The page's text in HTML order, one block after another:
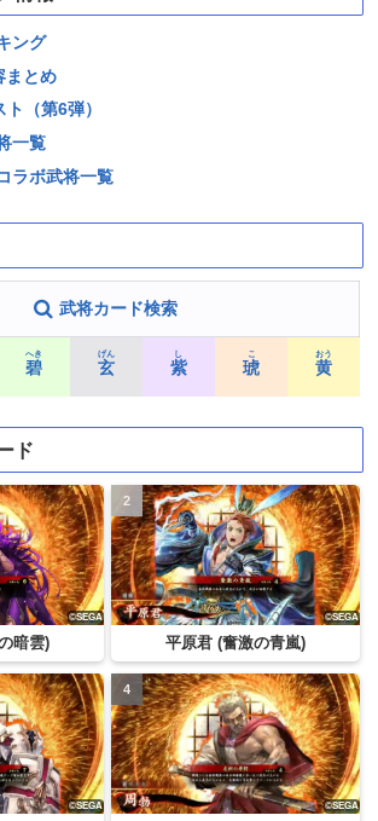
ング
まとめ
（第6弾）
一覧
ラボ武将一覧
武将カード検索
碧
へき
玄
げん
紫
し
琥
こ
黄
おう
ド
暗雲) 平原君 (奮激の青嵐)